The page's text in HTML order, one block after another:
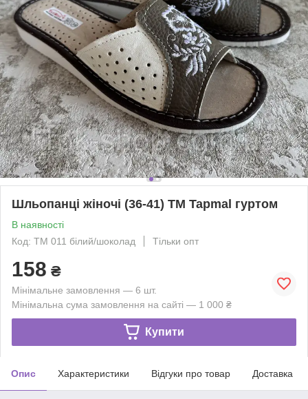
Шльопанці жіночі (36-41) ТМ Tapmal гуртом
В наявності
Код: ТМ 011 білий/шоколад
Тільки опт
158 ₴
Мінімальне замовлення — 6 шт.
Мінімальна сума замовлення на сайті — 1 000 ₴
Купити
Опис Характеристики Відгуки про товар Доставка